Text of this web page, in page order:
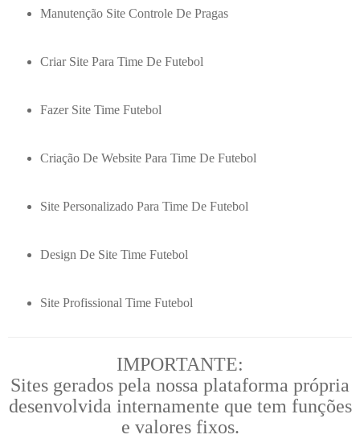
Manutenção Site Controle De Pragas
Criar Site Para Time De Futebol
Fazer Site Time Futebol
Criação De Website Para Time De Futebol
Site Personalizado Para Time De Futebol
Design De Site Time Futebol
Site Profissional Time Futebol
IMPORTANTE:
Sites gerados pela nossa plataforma própria
desenvolvida internamente que tem funções
e valores fixos.